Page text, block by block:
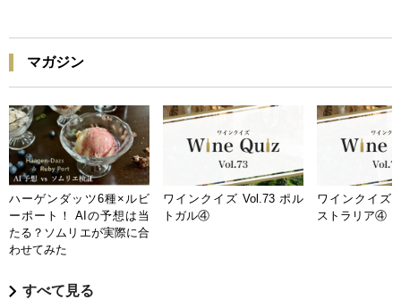
マガジン
ハーゲンダッツ6種×ルビ
ーポート！ AIの予想は当
たる？ソムリエが実際に合
わせてみた
ワインクイズ Vol.73 ポル
トガル④
ワインクイズ
ストラリア④
すべて見る